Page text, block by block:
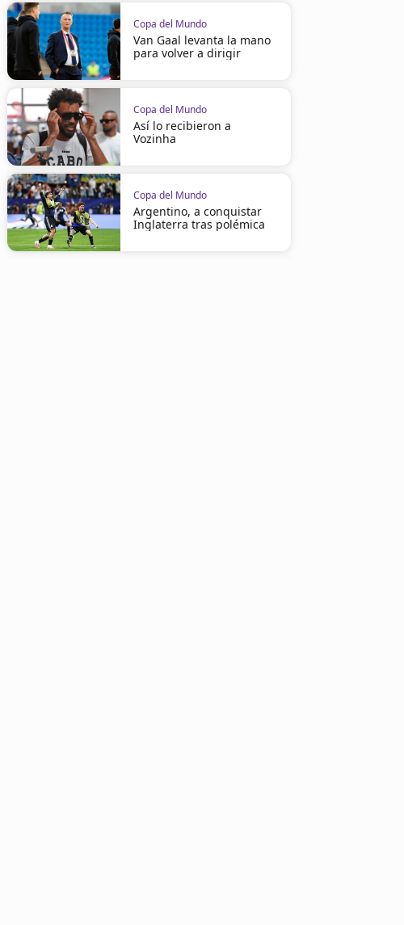
Copa del Mundo
Van Gaal levanta la mano
para volver a dirigir
Copa del Mundo
Así lo recibieron a
Vozinha
Copa del Mundo
Argentino, a conquistar
Inglaterra tras polémica